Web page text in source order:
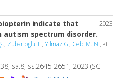
2023
indicate that
autism spectrum disorder.
, Zubarioglu T., Yilmaz G., Cebi M. N., et
sa.8, ss.2645-2651, 2023 (SCI-